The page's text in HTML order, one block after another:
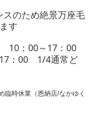
のため絶景万座毛
す
10：00～17：00
：00 1/4通常ど
臨時休業（恩納店/なかゆく